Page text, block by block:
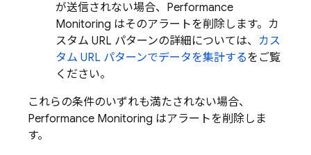
が送信されない場合、 Performance
Monitoring はそのアラートを削除します。カ
スタム URL パターンの詳細については、 カス
タム URL パターンでデータを集計するをご覧
ください。
これらの条件のいずれも満たされない場合、
Performance Monitoring はアラートを削除しま
す。